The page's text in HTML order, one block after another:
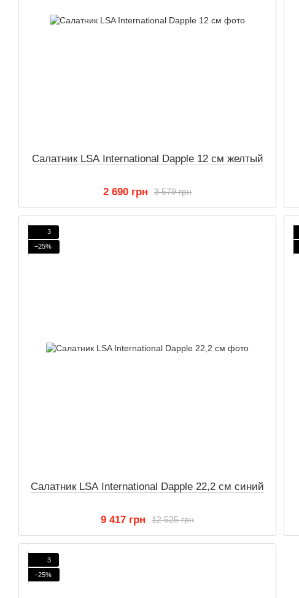
Салатник LSA International Dapple 12 см желтый
3 579 грн
2 690 грн
3
−25%
Салатник LSA International Dapple 22,2 см синий
12 525 грн
9 417 грн
3
−25%